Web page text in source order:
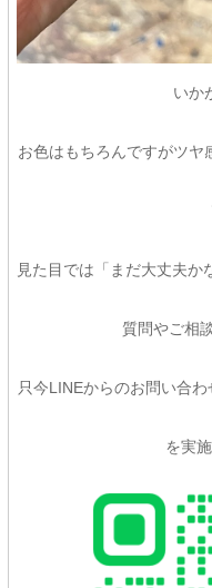
いか
お色はもちろんですがツヤ
見た目では「まだ大丈夫
質問やご相
只今LINEからのお問い合
を実